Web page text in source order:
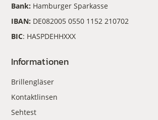
Bank: Hamburger Sparkasse
IBAN: DE082005 0550 1152 210702
BIC: HASPDEHHXXX
Informationen
Brillengläser
Kontaktlinsen
Sehtest